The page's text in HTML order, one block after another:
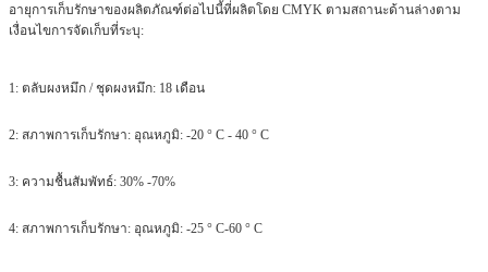
อายุการเก็บรักษาของผลิตภัณฑ์ต่อไปนี้ที่ผลิตโดย CMYK ตามสถานะด้านล่างตาม
เงื่อนไขการจัดเก็บที่ระบุ:
1: ตลับผงหมึก / ชุดผงหมึก: 18 เดือน
2: สภาพการเก็บรักษา: อุณหภูมิ: -20 ° C - 40 ° C
3: ความชื้นสัมพัทธ์: 30% -70%
4: สภาพการเก็บรักษา: อุณหภูมิ: -25 ° C-60 ° C